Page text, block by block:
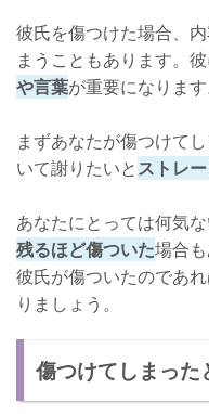
彼氏を傷つけた場合、
まうこともあります。彼
や言葉が重要になります
まずあなたが傷つけて
いて謝りたいとストレ
あなたにとっては何気
残るほど傷ついた場合
彼氏が傷ついたのであ
りましょう。
傷つけてしまっ